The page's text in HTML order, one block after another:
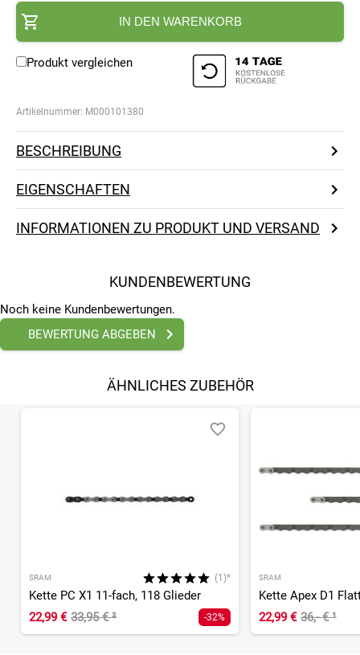
IN DEN WARENKORB
Produkt vergleichen
Artikelnummer: M000101380
BESCHREIBUNG
EIGENSCHAFTEN
INFORMATIONEN ZU PRODUKT UND VERSAND
KUNDENBEWERTUNG
Noch keine Kundenbewertungen.
BEWERTUNG ABGEBEN
ÄHNLICHES ZUBEHÖR
SRAM (1)*
Kette PC X1 11-fach, 118 Glieder
22,99 € 33,95 €² -32%
SRAM
22,99 € 36,- €¹